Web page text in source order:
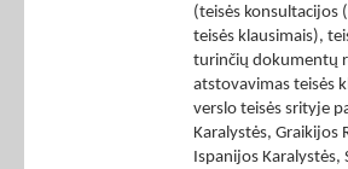
(teisės konsultacijos
teisės klausimais),
turinčių dokumentų
atstovavimas teisės
verslo teisės srityje
Karalystės, Graikijos
Ispanijos Karalystės,